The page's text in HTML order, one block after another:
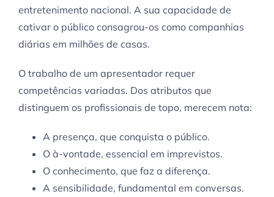
entretenimento nacional. A sua capacidade de
cativar o público consagrou-os como companhias
diárias em milhões de casas.
O trabalho de um apresentador requer
competências variadas. Dos atributos que
distinguem os profissionais de topo, merecem nota:
A presença, que conquista o público.
O à-vontade, essencial em imprevistos.
O conhecimento, que faz a diferença.
A sensibilidade, fundamental em conversas.